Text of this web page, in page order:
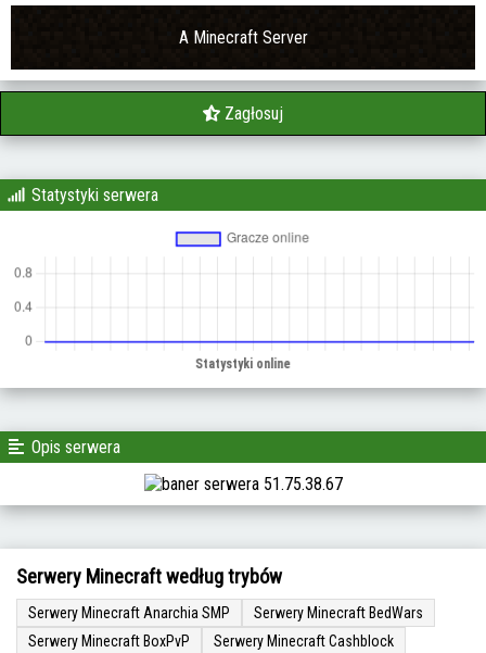
A Minecraft Server
Zagłosuj
Statystyki serwera
Opis serwera
Serwery Minecraft według trybów
Serwery Minecraft Anarchia SMP
Serwery Minecraft BedWars
Serwery Minecraft BoxPvP
Serwery Minecraft Cashblock